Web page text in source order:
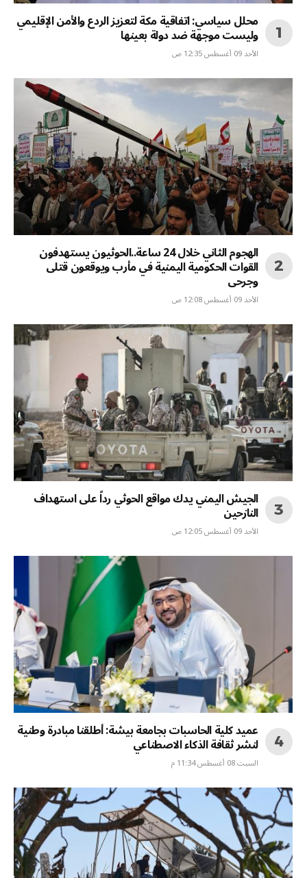
محلل سياسي: اتفاقية مكة لتعزيز الردع والأمن الإقليمي
وليست موجهة ضد دولة بعينها
الأحد 09 أغسطس 12:35 ص
الهجوم الثاني خلال 24 ساعة..الحوثيون يستهدفون
القوات الحكومية اليمنية في مأرب ويوقعون قتلى
وجرحى
الأحد 09 أغسطس 12:08 ص
الجيش اليمني يدك مواقع الحوثي رداً على استهداف
النازحين
الأحد 09 أغسطس 12:05 ص
عميد كلية الحاسبات بجامعة بيشة: أطلقنا مبادرة وطنية
لنشر ثقافة الذكاء الاصطناعي
السبت 08 أغسطس 11:34 م